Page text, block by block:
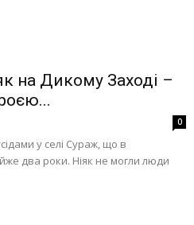
на Дикому Заході –
0
у селі Сураж, що в
два роки. Ніяк не могли люди